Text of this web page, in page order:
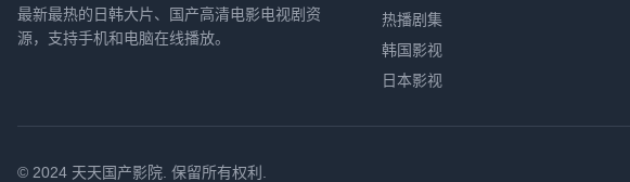
最新最热的日韩大片、国产高清电影电视剧资
源，支持手机和电脑在线播放。
热播剧集
韩国影视
日本影视
© 2024 天天国产影院. 保留所有权利.